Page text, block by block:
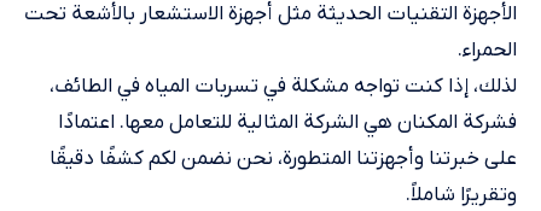
الأجهزة التقنيات الحديثة مثل أجهزة الاستشعار بالأشعة تحت
الحمراء.
لذلك، إذا كنت تواجه مشكلة في تسربات المياه في الطائف،
فشركة المكنان هي الشركة المثالية للتعامل معها. اعتمادًا
على خبرتنا وأجهزتنا المتطورة، نحن نضمن لكم كشفًا دقيقًا
وتقريرًا شاملاً.